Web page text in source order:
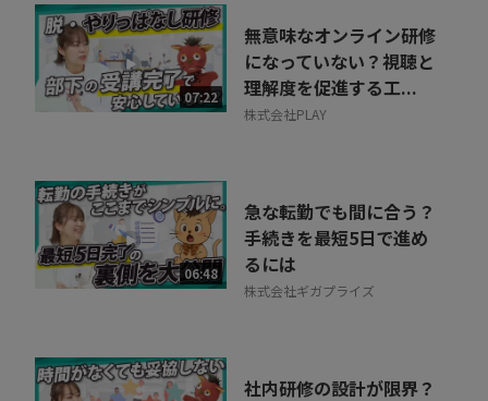
07:22
無意味なオンライン研修
になっていない？視聴と
理解度を促進する工...
株式会社PLAY
06:48
急な転勤でも間に合う？
手続きを最短5日で進め
るには
株式会社ギガプライズ
社内研修の設計が限界？